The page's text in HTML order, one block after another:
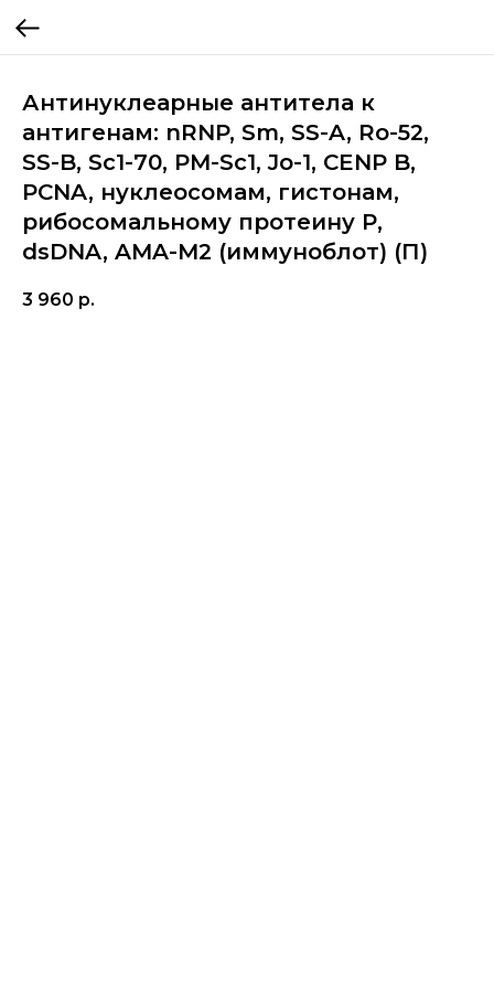
Антинуклеарные антитела к
антигенам: nRNP, Sm, SS-A, Ro-52,
SS-B, Sc1-70, PM-Sc1, Jo-1, CENP B,
PCNA, нуклеосомам, гистонам,
рибосомальному протеину Р,
dsDNA, AMA-M2 (иммуноблот) (П)
3 960 р.